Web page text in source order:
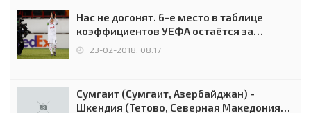
Нас не догонят. 6-е место в таблице
коэффициентов УЕФА остаётся за
Россией
23-02-2018, 08:17
Сумгаит (Сумгаит, Азербайджан) -
Шкендия (Тетово, Северная Македония) -